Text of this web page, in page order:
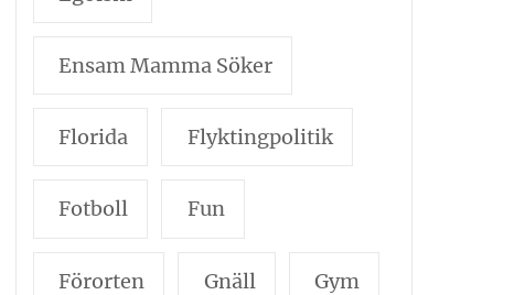
Ensam Mamma Söker
Florida Flyktingpolitik
Fotboll Fun
Förorten Gnäll Gym